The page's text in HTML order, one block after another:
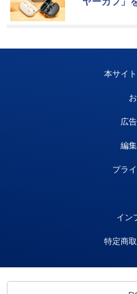
本サイ
広
編
プラ
イン
特定商